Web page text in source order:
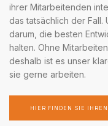
ihrer Mitarbeitenden
das tatsächlich der Fall.
darum, die besten
halten. Ohne
deshalb ist es unser
sie gerne arbeiten.
HIER FINDEN SIE